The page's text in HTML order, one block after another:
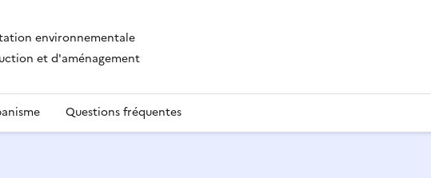
environnementale
et d'aménagement
Questions fréquentes